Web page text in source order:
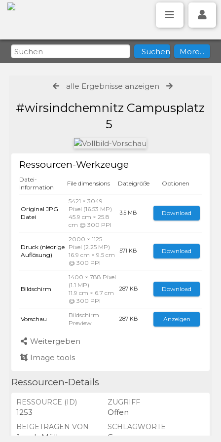
alle Ergebnisse anzeigen
#wirsindchemnitz Campusplatz
5
Ressourcen-Werkzeuge
Datei-
Information
File dimensions Dateigröße Optionen
Original JPG
Datei
5421 × 3049
Pixel (16.53 MP)
45.9 cm × 25.8
cm @ 300 PPI
3.5 MB Download
Druck (niedrige
Auflösung)
2000 × 1125
Pixel (2.25 MP)
16.9 cm × 9.5 cm
@ 300 PPI
571 KB Download
Bildschirm
1400 × 788 Pixel
(1.1 MP)
11.9 cm × 6.7 cm
@ 300 PPI
287 KB Download
Vorschau
Bildschirm
Preview
287 KB Anzeigen
Weitergeben
Image tools
Ressourcen-Details
RESSOURCE (ID)
1253
ZUGRIFF
Offen
BEIGETRAGEN VON
Jacob Müller
SCHLAGWORTE
Campus,